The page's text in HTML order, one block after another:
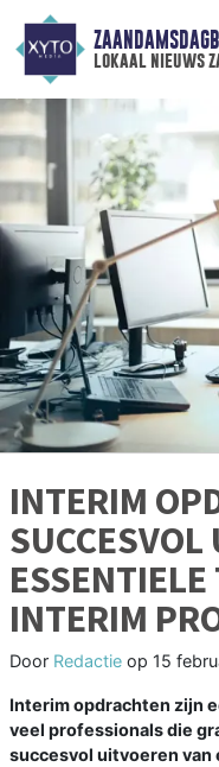
lokaal nieuws
INTERIM
INTERIM
Door Redactie op 15
Interim opdrachten zijn
veel professionals die
succesvol uitvoeren van